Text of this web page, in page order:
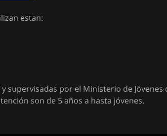
estan:
supervisadas por el Ministerio de Jóvenes
son de 5 años a hasta jóvenes.